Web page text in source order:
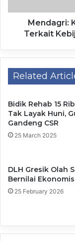
​Mendagri:
Terkait
Related
Bidik Rehab 15
Tak Layak Huni,
Gandeng CSR
25 March 2025
DLH Gresik Olah
Bernilai Ekonomis
25 February 2026